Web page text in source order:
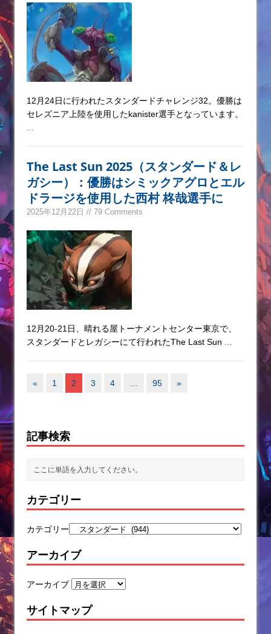
12月24日に行われたスタンダードチャレンジ32。優勝は
セレズニア上陸を使用したkanister選手となっています。
The Last Sun 2025（スタンダード＆レ
ガシー）：優勝はシミックアグロとエル
ドラージを使用した西村 柊哉選手に
2025年12月22日 // 79 Comments
12月20-21日、晴れる屋トーナメントセンター東京で、
スタンダードとレガシーにて行われたThe Last Sun
« 1 2 3 4 95 »
記事検索
カテゴリー
カテゴリー
アーカイブ
アーカイブ
サイトマップ